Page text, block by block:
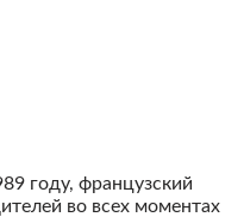
году, французский
во всех моментах